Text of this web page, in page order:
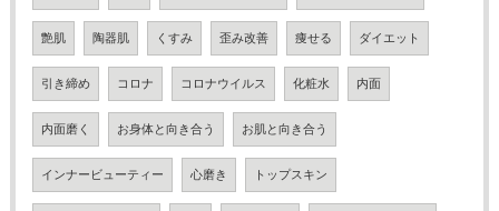
艶肌 陶器肌 くすみ 歪み改善 痩せる ダイエット
引き締め コロナ コロナウイルス 化粧水 内面
内面磨く お身体と向き合う お肌と向き合う
インナービューティー 心磨き トップスキン